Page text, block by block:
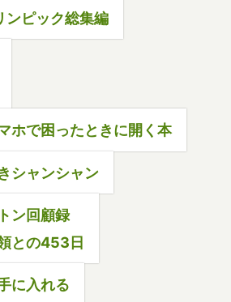
ピック総集編
ホで困ったときに開く本
シャンシャン
ン回顧録
との453日
に入れる